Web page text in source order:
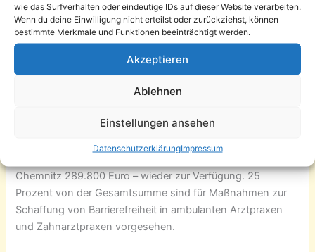
wie das Surfverhalten oder eindeutige IDs auf dieser Website verarbeiten.
Wenn du deine Einwilligung nicht erteilst oder zurückziehst, können
bestimmte Merkmale und Funktionen beeinträchtigt werden.
Akzeptieren
Ablehnen
Einstellungen ansehen
DatenschutzerklärungImpressum
Lieblingsplätzen werden lassen.
Die Förderung kann in vielen Bereichen wirksam werden,
wie z. B. Kultur, Freizeit, Bildung, aber auch im
Gesundheitswesen wie in Arztpraxen, Physiotherapien,
Apotheken u. v. m. Hier sollen alle die Antragsteller
Richtlinie Investitionen und Teilhabe beziehen können.
Chemnitz 289.800 Euro – wieder zur Verfügung. 25
Prozent von der Gesamtsumme sind für Maßnahmen zur
Schaffung von Barrierefreiheit in ambulanten Arztpraxen
und Zahnarztpraxen vorgesehen.